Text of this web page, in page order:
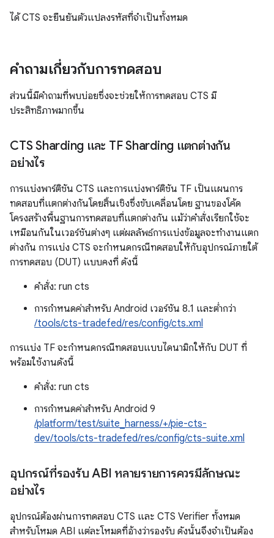
ได้ CTS จะยืนยันตัวแปลงรหัสที่จำเป็นทั้งหมด
คำถามเกี่ยวกับการทดสอบ
ส่วนนี้มีคำถามที่พบบ่อยซึ่งจะช่วยให้การทดสอบ CTS มี
ประสิทธิภาพมากขึ้น
CTS Sharding และ TF Sharding แตกต่างกัน
อย่างไร
การแบ่งพาร์ติชัน CTS และการแบ่งพาร์ติชัน TF เป็นแผนการ
ทดสอบที่แตกต่างกันโดยสิ้นเชิงซึ่งขับเคลื่อนโดย ฐานของโค้ด
โครงสร้างพื้นฐานการทดสอบที่แตกต่างกัน แม้ว่าคำสั่งเรียกใช้จะ
เหมือนกันในเวอร์ชันต่างๆ แต่ผลลัพธ์การแบ่งข้อมูลจะทำงานแตก
ต่างกัน การแบ่ง CTS จะกำหนดกรณีทดสอบให้กับอุปกรณ์ภายใต้
การทดสอบ (DUT) แบบคงที่ ดังนี้
คำสั่ง: run cts
การกำหนดค่าสำหรับ Android เวอร์ชัน 8.1 และต่ำกว่า
/tools/cts-tradefed/res/config/cts.xml
การแบ่ง TF จะกำหนดกรณีทดสอบแบบไดนามิกให้กับ DUT ที่
พร้อมใช้งานดังนี้
คำสั่ง: run cts
การกำหนดค่าสำหรับ Android 9
/platform/test/suite_harness/+/pie-cts-
dev/tools/cts-tradefed/res/config/cts-suite.xml
อุปกรณ์ที่รองรับ ABI หลายรายการควรมีลักษณะ
อย่างไร
อุปกรณ์ต้องผ่านการทดสอบ CTS และ CTS Verifier ทั้งหมด
สำหรับโหมด ABI แต่ละโหมดที่อ้างว่ารองรับ ดังนั้นจึงจำเป็นต้อง